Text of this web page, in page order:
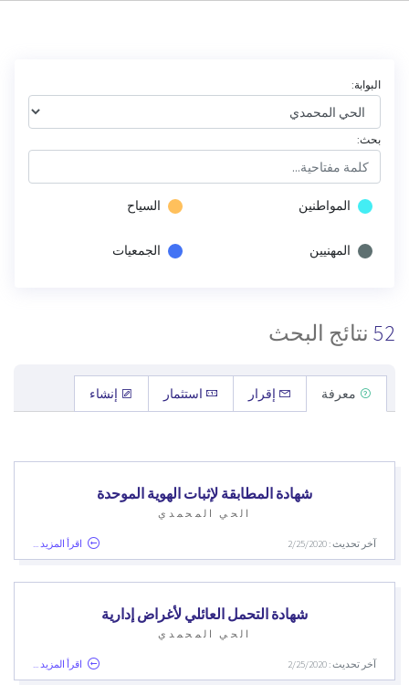
البوابة:
بحث:
المواطنين السياح
المهنيين الجمعيات
52 نتائج البحث
معرفة إقرار استثمار إنشاء
شهادة المطابقة لإثبات الهوية الموحدة
الحي المحمدي
آخر تحديث : 2/25/2020 اقرأ المزيد ...
شهادة التحمل العائلي لأغراض إدارية
الحي المحمدي
آخر تحديث : 2/25/2020 اقرأ المزيد ...